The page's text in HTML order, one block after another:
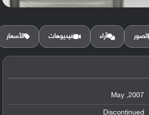
الصور آراء فيديوهات الأسعار
2007, May
Discontinued